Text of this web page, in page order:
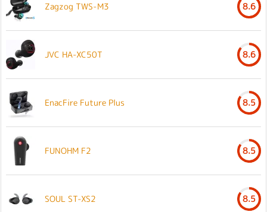
Zagzog TWS-M3 8.6
JVC HA-XC50T 8.6
EnacFire Future Plus 8.5
FUNOHM F2 8.5
SOUL ST-XS2 8.5